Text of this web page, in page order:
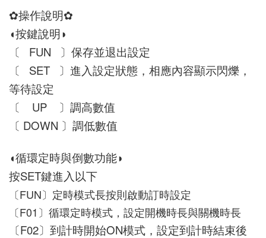
✿操作說明✿
◖按鍵說明◗
〔   FUN   〕保存並退出設定
〔   SET   〕進入設定狀態，相應內容顯示閃爍，
等待設定
〔    UP    〕調高數值
〔 DOWN 〕調低數值
◖循環定時與倒數功能◗
按SET鍵進入以下
〔FUN〕定時模式長按則啟動訂時設定
〔F01〕循環定時模式，設定開機時長與關機時長
〔F02〕到計時開始ON模式，設定到計時結束後